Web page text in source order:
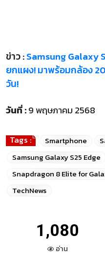
ข่าว :Samsung Galaxy
ยกแผง! มาพร้อมกล้อง
วัน!
วันที่ :9 พฤษภาคม 2568
Tags : Smartphone
Samsung Galaxy S25 Edge
Snapdragon 8 Elite for
TechNews
1,080
อ่าน